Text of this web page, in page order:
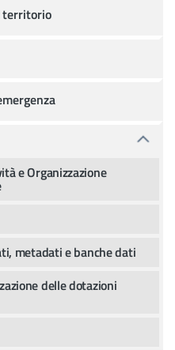
territorio
e Organizzazione
metadati e banche dati
delle dotazioni